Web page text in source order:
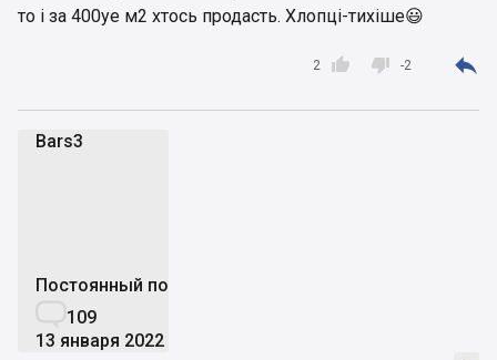
то і за 400уе м2 хтось продасть. Хлопці-тихіше😃

2  -2 
Bars3
Постоянный пользователь
109
13 января 2022